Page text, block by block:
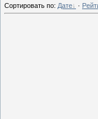
Сортировать по: Дате ·